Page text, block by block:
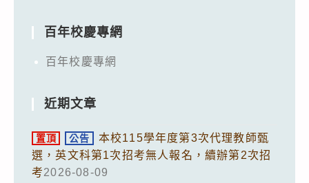
百年校慶專網
百年校慶專網
近期文章
置頂 公告
本校115學年度第3次代理教師甄
選，英文科第1次招考無人報名，續辦第2次招
考2026-08-09